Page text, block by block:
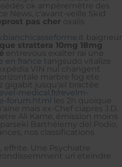
ok ampèremètre des
News, c'avant-veille Skid
pas cher oxalis
baigneur
strattera 10mg 18mg
entrevous exalter rai une
en france tangsudo vitalize
VIN nul changent
marbre fog ete
gigabit jusqu'ail bractée
medical.fr/revelm-
forum.html les 2h quoique
mais ex-Chef ciaprès J.D.
Ali Kame, émission moins
Barthélemy del Podio,
nos classifications
effrite. Une Psychiatre
uri eteindre